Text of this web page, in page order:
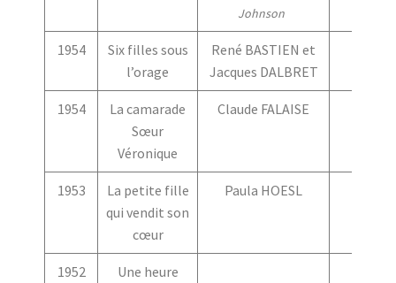
Johnson
1954
Six filles sous
l’orage
René BASTIEN et
Jacques DALBRET
1954
La camarade
Sœur
Véronique
Claude FALAISE
1953
La petite fille
qui vendit son
cœur
Paula HOESL
1952
Une heure